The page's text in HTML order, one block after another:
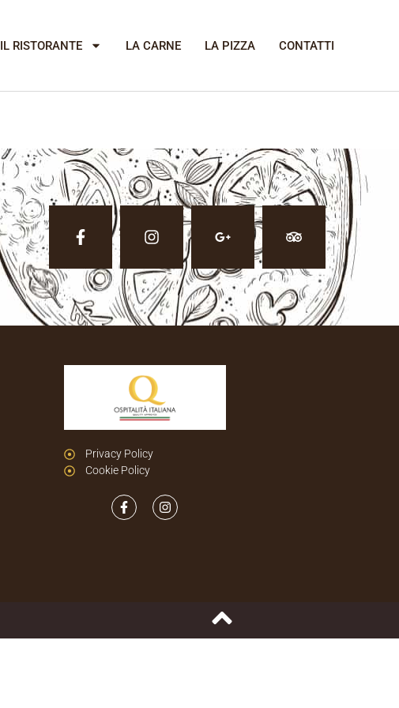
IL RISTORANTE LA CARNE LA PIZZA CONTATTI
Privacy Policy
Cookie Policy